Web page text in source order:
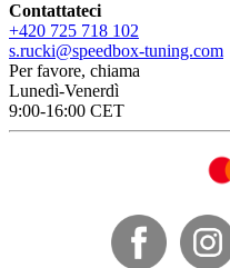
Contattateci
+420 725 718 102
s.rucki@speedbox-tuning.com
Per favore, chiama
Lunedì-Venerdì
9:00-16:00 CET